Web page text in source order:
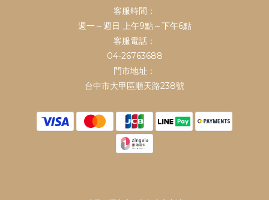
客服時間：
週一～週日 上午9點～下午6點
客服電話：
04-26763688
門市地址：
台中市大甲區順天路238號
鎮瀾買足
鎮瀾宮中元祭不要錯過
👉https://mazubuy.tw/fsTKX
中元代拜、不必自己忙
👉https://mazubuy.tw/Gur1W
鎮瀾宮中元超渡亡者
👉https://mazubuy.tw/AbSAp
地官赦罪中元大補財庫
👉https://mazubuy.tw/dfY3i